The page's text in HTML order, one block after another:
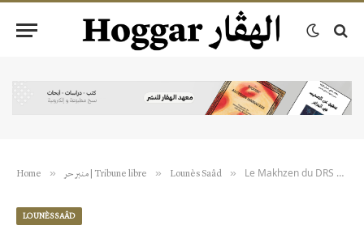
Home » منبر حر | Tribune libre » Lounès Saâd » Le Makhzen du DRS condamne l’Algérie à la décadence
LOUNÈS SAÂD